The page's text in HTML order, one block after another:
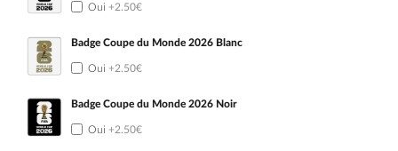
Oui +2.50€
Badge Coupe du Monde 2026 Blanc
Oui +2.50€
Badge Coupe du Monde 2026 Noir
Oui +2.50€